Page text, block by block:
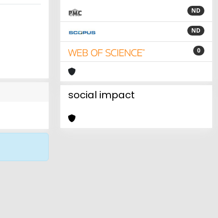
ND
ND
0
social impact